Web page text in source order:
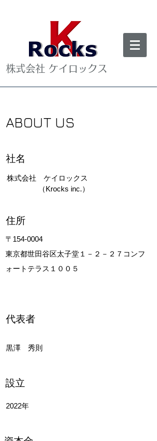
株式会社 ケイロックス
ABOUT US
​社名
​株式会社 ケイロックス
​（Krocks inc.）
​住所
〒154-0004
東京都世田谷区太子堂１－２－２７コンフ
ォートテラス１００５
​代表者
黒澤 秀則
設立
2022年